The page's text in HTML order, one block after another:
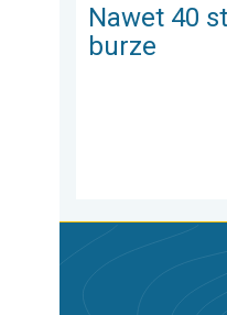
Nawet 40
burze